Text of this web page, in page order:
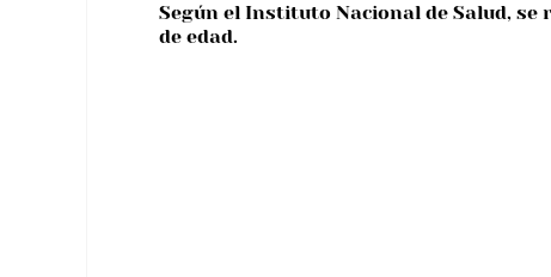
Según el Instituto Nacional de Salud,
de edad.